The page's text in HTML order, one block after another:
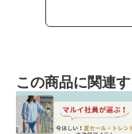
この商品に関連